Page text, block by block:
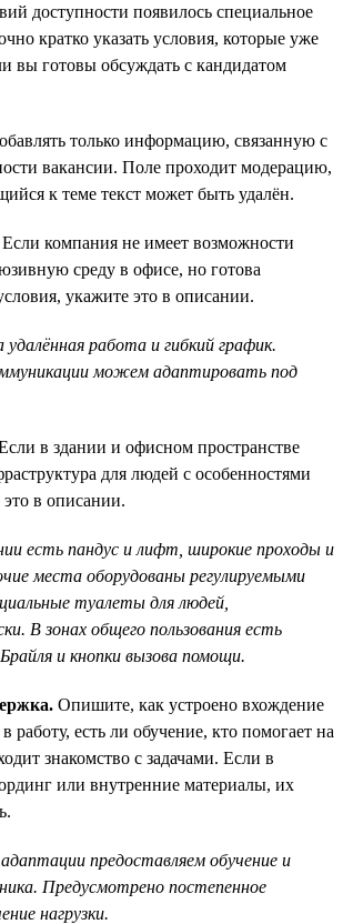
доступности появилось специальное
кратко указать условия, которые уже
вы готовы обсуждать с кандидатом
только информацию, связанную с
вакансии. Поле проходит модерацию,
к теме текст может быть удалён.
Если компания не имеет возможности
среду в офисе, но готова
укажите это в описании.
работа и гибкий график.
можем адаптировать под
в здании и офисном пространстве
для людей с особенностями
это в описании.
есть пандус и лифт, широкие проходы и
места оборудованы регулируемыми
туалеты для людей,
В зонах общего пользования есть
и кнопки вызова помощи.
Опишите, как устроено вхождение
работу, есть ли обучение, кто помогает на
знакомство с задачами. Если в
или внутренние материалы, их
предоставляем обучение и
Предусмотрено постепенное
нагрузки.